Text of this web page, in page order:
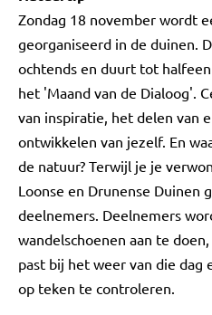
Zondag 18 november wordt
georganiseerd in de duinen.
ochtends en duurt tot
het 'Maand van de Dialoog'.
van inspiratie, het delen van
ontwikkelen van jezelf. En
de natuur? Terwijl je je
Loonse en Drunense Duinen
deelnemers. Deelnemers
wandelschoenen aan te
past bij het weer van die dag
op teken te controleren.